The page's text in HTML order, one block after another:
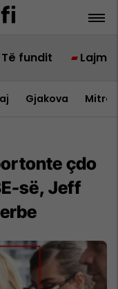
Të fundit Lajme
Gjakova
çdo
së, Jeff